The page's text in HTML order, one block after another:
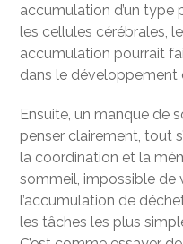
accumulation d’un
les cellules cérébrales,
accumulation pourrait
dans le développement
Ensuite, un manque de
penser clairement, tout
la coordination et la
sommeil, impossible de
l’accumulation de
les tâches les plus